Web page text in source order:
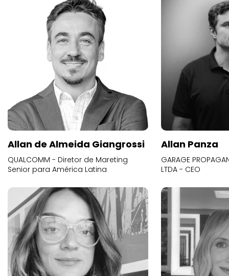
Allan de Almeida Giangrossi
QUALCOMM - Diretor de Mareting
Senior para América Latina
Allan Panza
GARAGE
LTDA - CEO